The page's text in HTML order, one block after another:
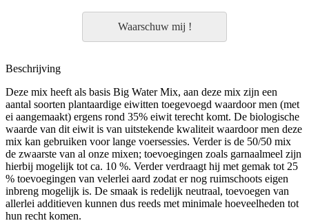
Waarschuw mij !
Beschrijving
Deze mix heeft als basis Big Water Mix, aan deze mix zijn een
aantal soorten plantaardige eiwitten toegevoegd waardoor men (met
ei aangemaakt) ergens rond 35% eiwit terecht komt. De biologische
waarde van dit eiwit is van uitstekende kwaliteit waardoor men deze
mix kan gebruiken voor lange voersessies. Verder is de 50/50 mix
de zwaarste van al onze mixen; toevoegingen zoals garnaalmeel zijn
hierbij mogelijk tot ca. 10 %. Verder verdraagt hij met gemak tot 25
% toevoegingen van velerlei aard zodat er nog ruimschoots eigen
inbreng mogelijk is. De smaak is redelijk neutraal, toevoegen van
allerlei additieven kunnen dus reeds met minimale hoeveelheden tot
hun recht komen.